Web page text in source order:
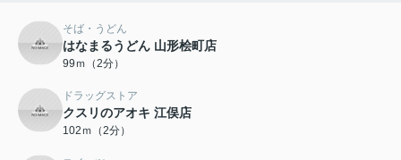
そば・うどん
はなまるうどん 山形桧町店
99ｍ（2分）
ドラッグストア
クスリのアオキ 江俣店
102ｍ（2分）